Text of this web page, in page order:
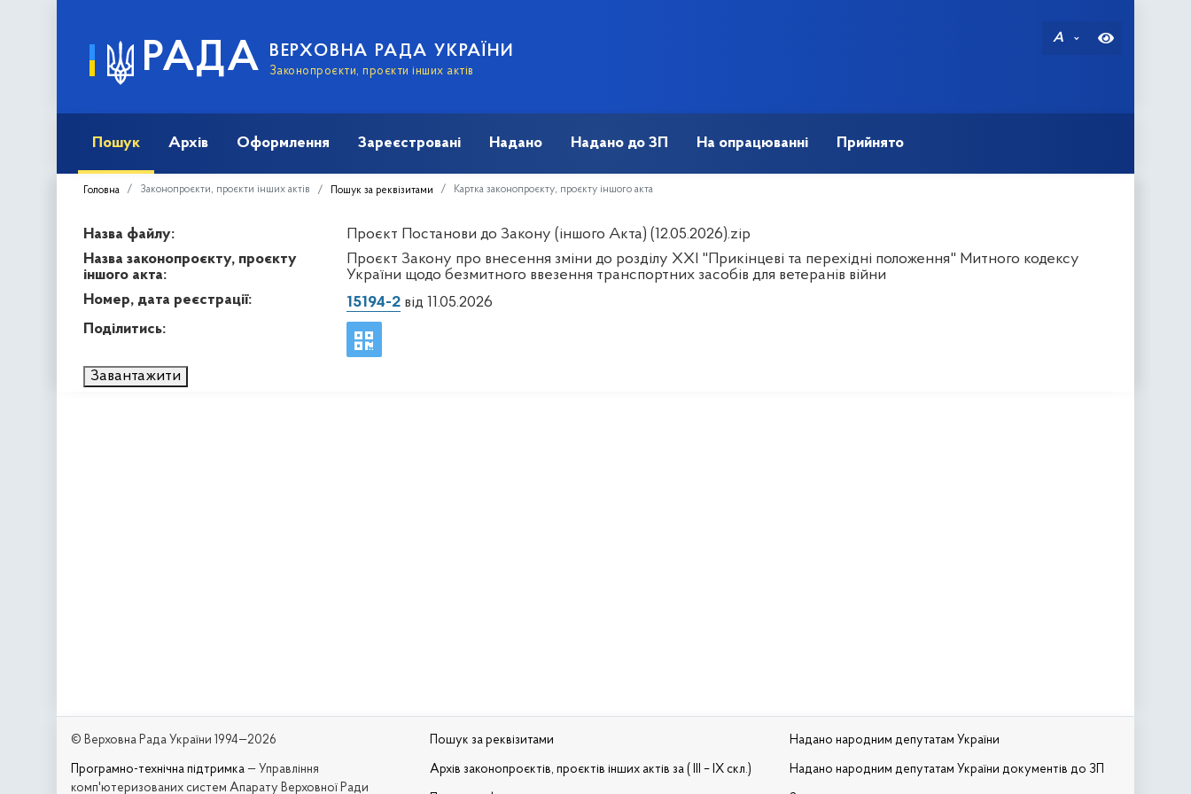
РАДА ВЕРХОВНА РАДА УКРАЇНИ
Законопроєкти, проєкти інших актів
A
Пошук Архів Оформлення Зареєстровані Надано Надано до ЗП На опрацюванні Прийнято
Головна Законопроєкти, проєкти інших актів Пошук за реквізитами Картка законопроєкту, проєкту іншого акта
Назва файлу:
Проєкт Постанови до Закону (іншого Акта) (12.05.2026).zip
Назва законопроєкту, проєкту
іншого акта:
Проєкт Закону про внесення зміни до розділу XXІ "Прикінцеві та перехідні положення" Митного кодексу
України щодо безмитного ввезення транспортних засобів для ветеранів війни
Номер, дата реєстрації:
15194-2від 11.05.2026
Поділитись:
Завантажити
© Верховна Рада України 1994—2026
Програмно-технічна підтримка — Управління
комп'ютеризованих систем Апарату Верховної Ради
Пошук за реквізитами
Архів законопроєктів, проєктів інших актів за ( III – IX скл.)
Надано народним депутатам України
Надано народним депутатам України документів до ЗП